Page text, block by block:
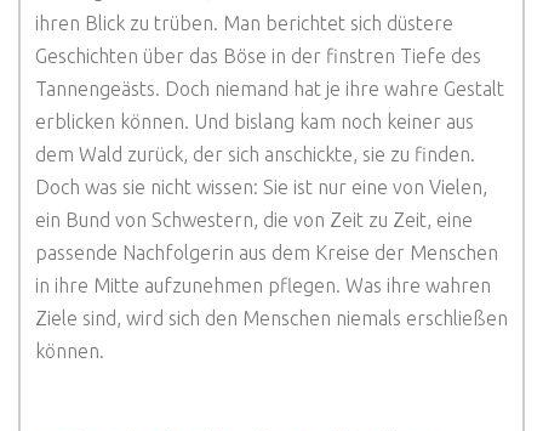
ihren Blick zu trüben. Man berichtet sich düstere
Geschichten über das Böse in der finstren Tiefe des
Tannengeästs. Doch niemand hat je ihre wahre Gestalt
erblicken können. Und bislang kam noch keiner aus
dem Wald zurück, der sich anschickte, sie zu finden.
Doch was sie nicht wissen: Sie ist nur eine von Vielen,
ein Bund von Schwestern, die von Zeit zu Zeit, eine
passende Nachfolgerin aus dem Kreise der Menschen
in ihre Mitte aufzunehmen pflegen. Was ihre wahren
Ziele sind, wird sich den Menschen niemals erschließen
können.